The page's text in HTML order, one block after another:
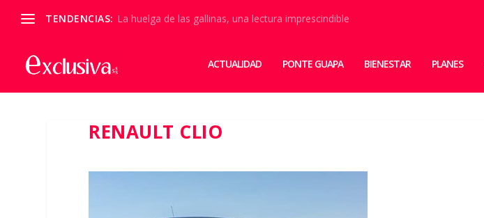
TENDENCIAS: La huelga de las gallinas, una lectura imprescindible
ACTUALIDAD PONTE GUAPA BIENESTAR PLANES
RENAULT CLIO